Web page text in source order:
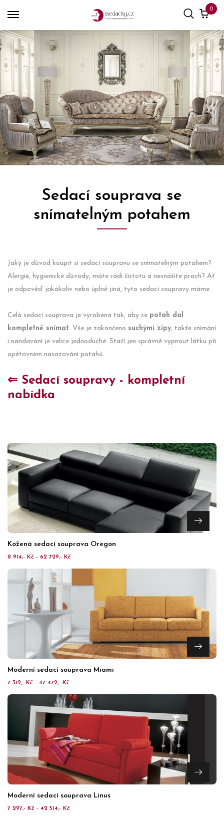
0
Sedací souprava se
snímatelným potahem
Jaký je důvod koupit si sedací soupravu se snímatelným potahem?
Alergie, hygienické důvody, máte rádi čistotu a nesnášíte prach? Ať
je odpověď jakákoliv nebo úplně jiná, tyto sedací soupravy máme.
Celá sedací souprava je vyrobena tak, aby se potah dal
kompletně snímat. Vše je zakončeno suchými zipy, takže snímání
i nandavání je velice jednoduché. Stačí jen správně vypnout látku při
opětovném nasazování potahů.
⇐ Sedací soupravy - kompletní
nabídka
Kožená sedací souprava Oregon
8 914,- Kč - 62 729,- Kč
Moderní sedací souprava Miami
7 312,- Kč - 47 472,- Kč
Moderní sedací souprava Linus
7 297,- Kč - 42 514,- Kč